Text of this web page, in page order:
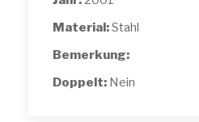
Material:Stahl
Bemerkung:
Doppelt: Nein